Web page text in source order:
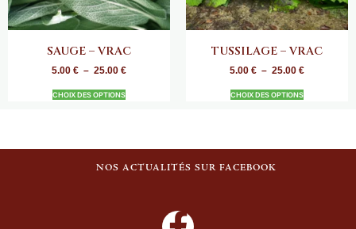
SAUGE – VRAC
5.00 € – 25.00 €
CHOIX DES OPTIONS
TUSSILAGE – VRAC
5.00 € – 25.00 €
CHOIX DES OPTIONS
NOS ACTUALITÉS SUR FACEBOOK